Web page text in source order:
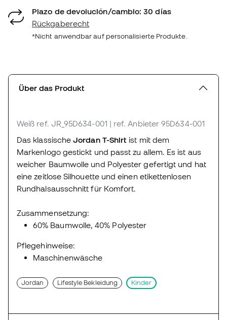
Plazo de devolución/cambio: 30 días
Rückgaberecht
*Nicht anwendbar auf personalisierte Produkte.
Über das Produkt
Weiß ref. JR_95D634-001 | ref. Anbieter 95D634-001
Das klassischeJordan T-Shirt ist mit dem
Markenlogo gestickt und passt zu allem. Es ist aus
weicher Baumwolle und Polyester gefertigt und hat
eine zeitlose Silhouette und einen etikettenlosen
Rundhalsausschnitt für Komfort.
Zusammensetzung:
60% Baumwolle, 40% Polyester
Pflegehinweise:
Maschinenwäsche
Jordan Lifestyle Bekleidung Kinder